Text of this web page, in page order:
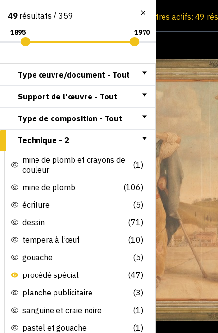
Consultation par image Filtres actifs: 49
49 résultats / 359
Type œuvre/document - Tout
Support de l'œuvre - Tout
Type de composition - Tout
Technique - 2
mine de plomb et crayons de
couleur
(1)
mine de plomb
(106)
écriture
(5)
dessin
(71)
tempera à l’œuf
(10)
gouache
(5)
procédé spécial
(47)
planche publicitaire
(3)
sanguine et craie noire
(1)
pastel et gouache
(1)